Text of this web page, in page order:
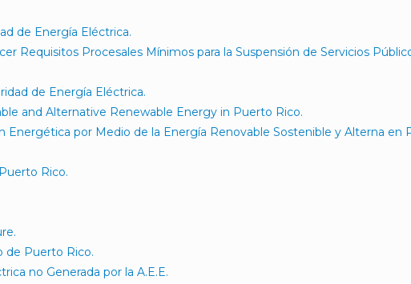
de Energía Eléctrica.
Requisitos Procesales Mínimos para la Suspensión de Servicios
de Energía Eléctrica.
and Alternative Renewable Energy in Puerto Rico.
por Medio de la Energía Renovable Sostenible y Alterna en
Rico.
de Puerto Rico.
no Generada por la A.E.E.